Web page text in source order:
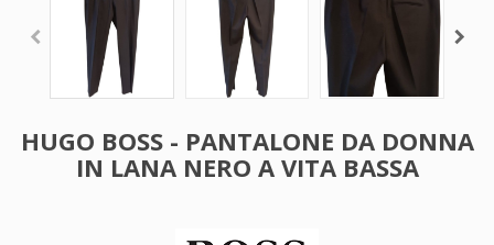
HUGO BOSS - PANTALONE DA DONNA
IN LANA NERO A VITA BASSA